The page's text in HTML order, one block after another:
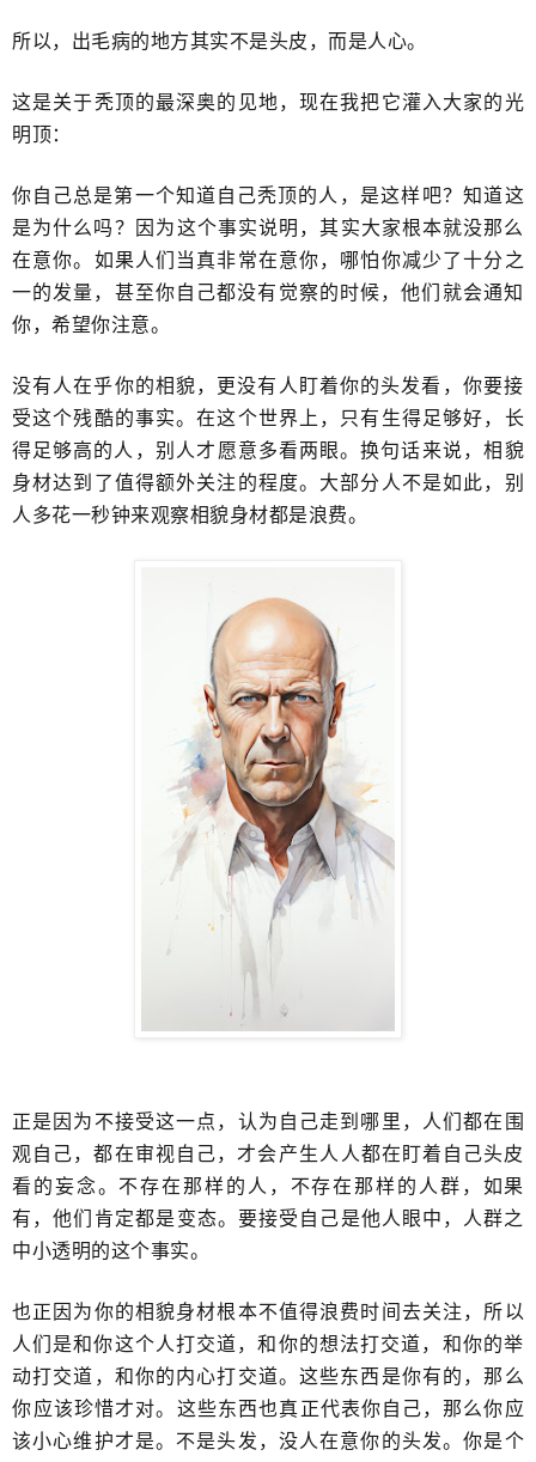
​所以，出毛病的地方其实不是头皮，而是人心。
这是关于秃顶的最深奥的见地，现在我把它灌入大家的光
明顶：
你自己总是第一个知道自己秃顶的人，​是这样吧？​知道这
是为什么吗？​因为这个事实说明，其实大家根本就没那么
在意你。如果人们当真非常在意你，哪怕你减少了十分之
一的发量，甚至你自己都没有觉察的时候，他们就会​通知
你，希望你注意。
没有人在乎你的相貌，更没有人盯着你的头发看，​你要接
受这个残酷的事实。在这个世界上，只有生得足够好，长
得足够高的人，​别人才愿意多看两眼。换句话来说，​相貌
身材达到了值得额外关注的程度。大部分人不是如此，别
人多花一秒钟来观察​相貌身材都是浪费。
正是因为不接受这一点，认为自己走到哪里，人们都在围
观自己，都在审视自己，才会产生​人人都在盯着自己头皮
看的妄念。不存在那样的人，不存在那样的人群，如果
有，他们​肯定都是变态。要接受自己是他人眼中，人群之
中小透明的这个​事实。
也正因为你的相貌身材根本不值得浪费时间去关注，所以
人们是和你这个人打交道，和你的想法打交道，和你的​举
动打交道，和你的内心打交道。这些东西是你有的，那么
你​应该珍惜才对。​这些东西也真正代表你自己，那么你应
该小心维护才是。不是头发，没人在意你的头发。你是个